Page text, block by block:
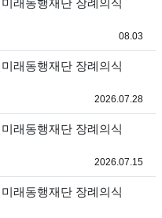
래동행재단 장례의식
08.03
래동행재단 장례의식
2026.07.28등록
래동행재단 장례의식
2026.07.15등록
래동행재단 장례의식